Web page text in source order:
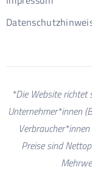
*Die Website
Unternehmer*innen
Preise sind